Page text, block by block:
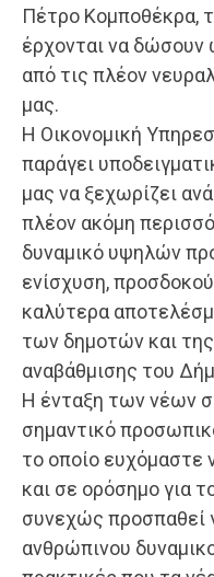
Πέτρο Κομποθέκρα,
έρχονται να δώσουν
από τις πλέον
μας.
Η Οικονομική
παράγει
μας να ξεχωρίζει
πλέον ακόμη
δυναμικό υψηλών
ενίσχυση,
καλύτερα
των δημοτών και της
αναβάθμισης του
Η ένταξη των νέων
σημαντικό
το οποίο ευχόμαστε
και σε ορόσημο για
συνεχώς προσπαθεί
ανθρώπινου